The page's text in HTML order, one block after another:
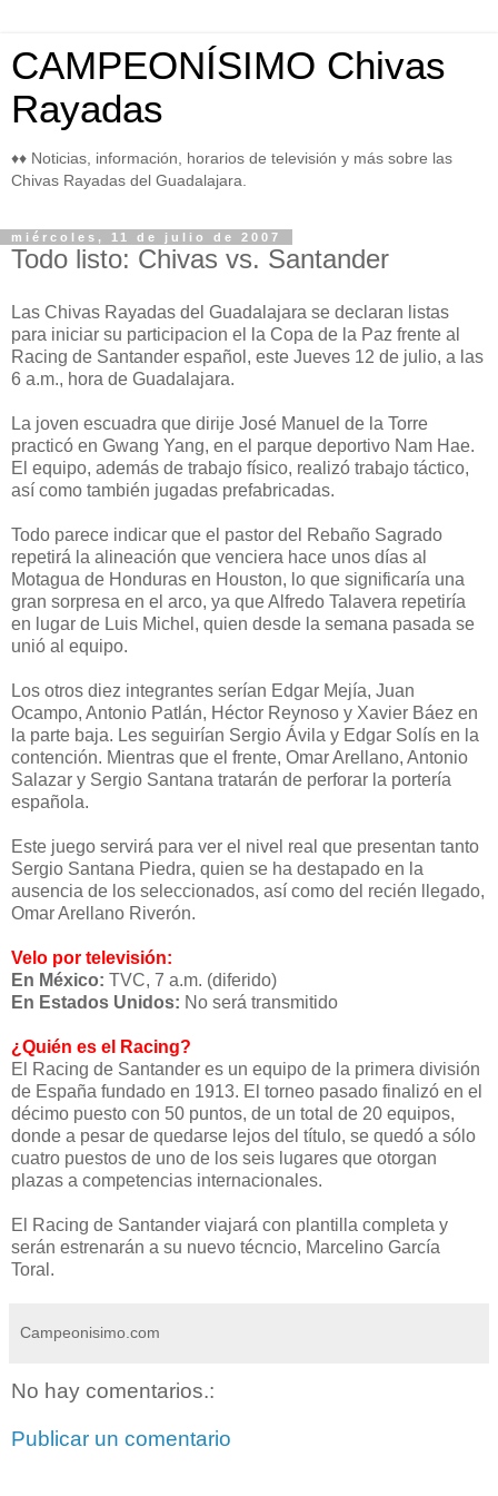
CAMPEONÍSIMO Chivas
Rayadas
♦♦ Noticias, información, horarios de televisión y más sobre las
Chivas Rayadas del Guadalajara.
miércoles, 11 de julio de 2007
Todo listo: Chivas vs. Santander
Las Chivas Rayadas del Guadalajara se declaran listas
para iniciar su participacion el la Copa de la Paz frente al
Racing de Santander español, este Jueves 12 de julio, a las
6 a.m., hora de Guadalajara.
La joven escuadra que dirije José Manuel de la Torre
practicó en Gwang Yang, en el parque deportivo Nam Hae.
El equipo, además de trabajo físico, realizó trabajo táctico,
así como también jugadas prefabricadas.
Todo parece indicar que el pastor del Rebaño Sagrado
repetirá la alineación que venciera hace unos días al
Motagua de Honduras en Houston, lo que significaría una
gran sorpresa en el arco, ya que Alfredo Talavera repetiría
en lugar de Luis Michel, quien desde la semana pasada se
unió al equipo.
Los otros diez integrantes serían Edgar Mejía, Juan
Ocampo, Antonio Patlán, Héctor Reynoso y Xavier Báez en
la parte baja. Les seguirían Sergio Ávila y Edgar Solís en la
contención. Mientras que el frente, Omar Arellano, Antonio
Salazar y Sergio Santana tratarán de perforar la portería
española.
Este juego servirá para ver el nivel real que presentan tanto
Sergio Santana Piedra, quien se ha destapado en la
ausencia de los seleccionados, así como del recién llegado,
Omar Arellano Riverón.
Velo por televisión:
En México: TVC, 7 a.m. (diferido)
En Estados Unidos: No será transmitido
¿Quién es el Racing?
El Racing de Santander es un equipo de la primera división
de España fundado en 1913. El torneo pasado finalizó en el
décimo puesto con 50 puntos, de un total de 20 equipos,
donde a pesar de quedarse lejos del título, se quedó a sólo
cuatro puestos de uno de los seis lugares que otorgan
plazas a competencias internacionales.
El Racing de Santander viajará con plantilla completa y
serán estrenarán a su nuevo técncio, Marcelino García
Toral.
Campeonisimo.com
No hay comentarios.:
Publicar un comentario